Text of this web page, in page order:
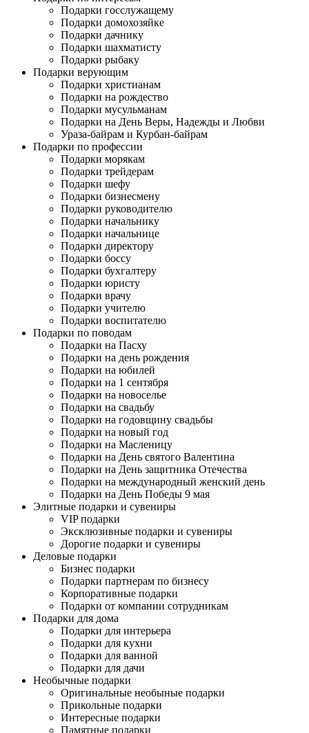
Подарки госслужащему
Подарки домохозяйке
Подарки дачнику
Подарки шахматисту
Подарки рыбаку
Подарки верующим
Подарки христианам
Подарки на рождество
Подарки мусульманам
Подарки на День Веры, Надежды и Любви
Ураза-байрам и Курбан-байрам
Подарки по профессии
Подарки морякам
Подарки трейдерам
Подарки шефу
Подарки бизнесмену
Подарки руководителю
Подарки начальнику
Подарки начальнице
Подарки директору
Подарки боссу
Подарки бухгалтеру
Подарки юристу
Подарки врачу
Подарки учителю
Подарки воспитателю
Подарки по поводам
Подарки на Пасху
Подарки на день рождения
Подарки на юбилей
Подарки на 1 сентября
Подарки на новоселье
Подарки на свадьбу
Подарки на годовщину свадьбы
Подарки на новый год
Подарки на Масленицу
Подарки на День святого Валентина
Подарки на День защитника Отечества
Подарки на международный женский день
Подарки на День Победы 9 мая
Элитные подарки и сувениры
VIP подарки
Эксклюзивные подарки и сувениры
Дорогие подарки и сувениры
Деловые подарки
Бизнес подарки
Подарки партнерам по бизнесу
Корпоративные подарки
Подарки от компании сотрудникам
Подарки для дома
Подарки для интерьера
Подарки для кухни
Подарки для ванной
Подарки для дачи
Необычные подарки
Оригинальные необыные подарки
Прикольные подарки
Интересные подарки
Памятные подарки